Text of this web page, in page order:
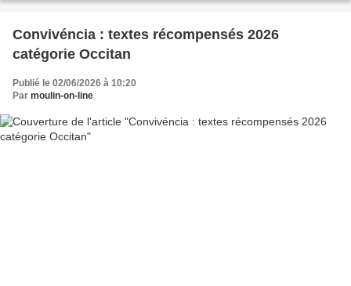
Convivéncia : textes récompensés 2026
catégorie Occitan
Publié le 02/06/2026 à 10:20
Par moulin-on-line